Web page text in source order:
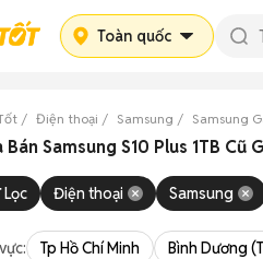
Toàn quốc
Điện thoại Samsung Samsung
Bán Samsung S10 Plus 1TB Cũ
Lọc Điện thoại Samsung
Tp Hồ Chí Minh Bình Dương